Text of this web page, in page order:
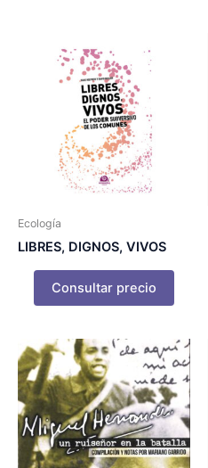
Ecología
LIBRES, DIGNOS, VIVOS
Consultar precio